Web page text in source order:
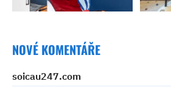
NOVÉ KOMENTÁŘE
soicau247.com